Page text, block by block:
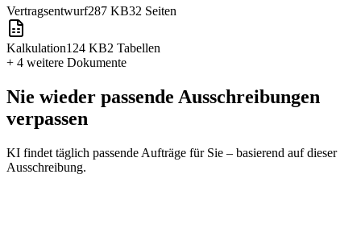
Vertragsentwurf287 KB32 Seiten
Kalkulation124 KB2 Tabellen
+ 4 weitere Dokumente
Nie wieder passende Ausschreibungen
verpassen
KI findet täglich passende Aufträge für Sie – basierend auf dieser
Ausschreibung.